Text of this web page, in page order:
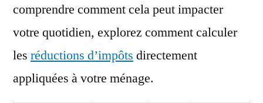
comprendre comment cela peut impacter
votre quotidien, explorez comment calculer
les réductions d’impôts directement
appliquées à votre ménage.